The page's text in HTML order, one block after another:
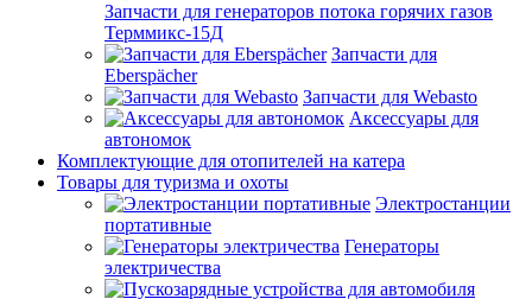
Запчасти для генераторов потока горячих газов
Терммикс-15Д
Запчасти для
Eberspächer
Запчасти для Webasto
Аксессуары для
автономок
Комплектующие для отопителей на катера
Товары для туризма и охоты
Электростанции
портативные
Генераторы
электричества